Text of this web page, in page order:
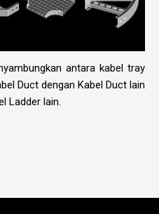
antara kabel tray
Duct dengan Kabel Duct lain
Ladder lain.